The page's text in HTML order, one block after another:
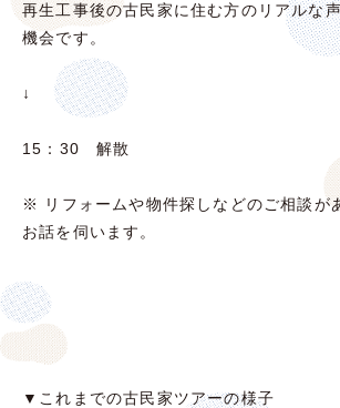
再生工事後の古民家に住む方のリアルな
機会です。
↓
15：30 解散
※ リフォームや物件探しなどのご相談が
お話を伺います。
▼これまでの古民家ツアーの様子